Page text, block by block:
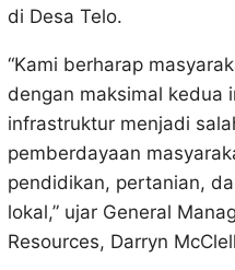
di Desa Telo.
“Kami berharap
dengan maksimal kedua
infrastruktur menjadi
pemberdayaan
pendidikan, pertanian,
lokal,” ujar General
Resources, Darryn